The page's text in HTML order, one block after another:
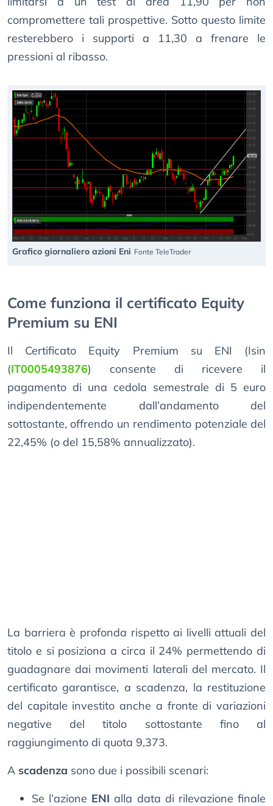
compromettere tali prospettive. Sotto questo limite
resterebbero i supporti a 11,30 a frenare le
pressioni al ribasso.
Grafico giornaliero azioni Eni Fonte TeleTrader
Come funziona il certificato Equity
Premium su ENI
Il Certificato Equity Premium su ENI (Isin
(IT0005493876) consente di ricevere il
pagamento di una cedola semestrale di 5 euro
indipendentemente dall’andamento del
sottostante, offrendo un rendimento potenziale del
22,45% (o del 15,58% annualizzato).
La barriera è profonda rispetto ai livelli attuali del
titolo e si posiziona a circa il 24% permettendo di
guadagnare dai movimenti laterali del mercato. Il
certificato garantisce, a scadenza, la restituzione
del capitale investito anche a fronte di variazioni
negative del titolo sottostante fino al
raggiungimento di quota 9,373.
A scadenza sono due i possibili scenari:
Se l’azione ENIalla data di rilevazione finale